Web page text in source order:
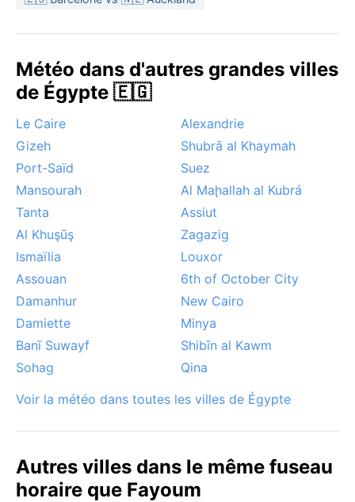
Météo dans d'autres grandes villes
de Égypte 🇪🇬
Le Caire
Alexandrie
Gizeh
Shubrā al Khaymah
Port-Saïd
Suez
Mansourah
Al Maḩallah al Kubrá
Tanta
Assiut
Al Khuşūş
Zagazig
Ismaïlia
Louxor
Assouan
6th of October City
Damanhur
New Cairo
Damiette
Minya
Banī Suwayf
Shibīn al Kawm
Sohag
Qina
Voir la météo dans toutes les villes de Égypte
Autres villes dans le même fuseau
horaire que Fayoum